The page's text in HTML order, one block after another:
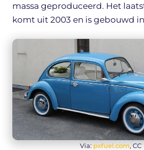
massa geproduceerd. Het
komt uit 2003 en is gebouwd
Via: pxfuel.com, CC